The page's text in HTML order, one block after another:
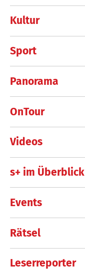
Kultur
Sport
Panorama
OnTour
Videos
s+ im Überblick
Events
Rätsel
Leserreporter